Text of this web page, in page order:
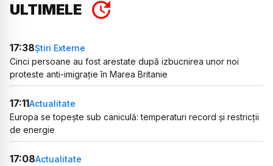
ULTIMELE
17:38Știri Externe
Cinci persoane au fost arestate după izbucnirea unor noi
proteste anti-imigrație în Marea Britanie
17:11Actualitate
Europa se topește sub caniculă: temperaturi record și restricții
de energie
17:08Actualitate